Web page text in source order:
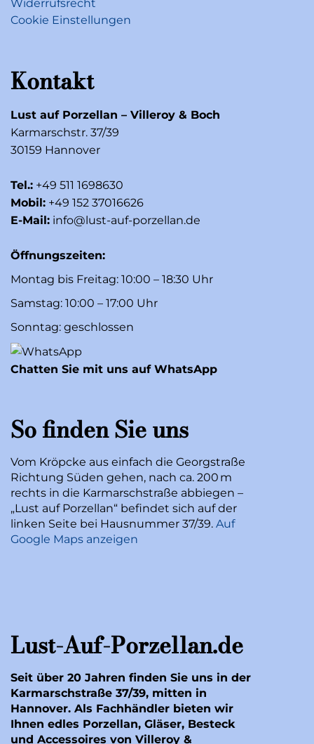
Widerrufsrecht
Cookie Einstellungen
Kontakt
Lust auf Porzellan – Villeroy & Boch
Karmarschstr. 37/39
30159 Hannover
Tel.: +49 511 1698630
Mobil: +49 152 37016626
E-Mail: info@lust-auf-porzellan.de
Öffnungszeiten:
Montag bis Freitag: 10:00 – 18:30 Uhr
Samstag: 10:00 – 17:00 Uhr
Sonntag: geschlossen
Chatten Sie mit uns auf WhatsApp
So finden Sie uns
Vom Kröpcke aus einfach die Georgstraße
Richtung Süden gehen, nach ca. 200 m
rechts in die Karmarschstraße abbiegen –
„Lust auf Porzellan“ befindet sich auf der
linken Seite bei Hausnummer 37/39. Auf
Google Maps anzeigen
Lust-Auf-Porzellan.de
Seit über 20 Jahren finden Sie uns in der
Karmarschstraße 37/39, mitten in
Hannover. Als Fachhändler bieten wir
Ihnen edles Porzellan, Gläser, Besteck
und Accessoires von Villeroy &